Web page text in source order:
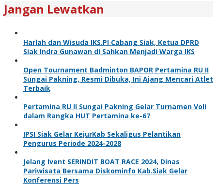
Jangan Lewatkan
Harlah dan Wisuda IKS.PI Cabang Siak, Ketua DPRD
Siak Indra Gunawan di Sahkan Menjadi Warga IKS
Open Tournament Badminton BAPOR Pertamina RU II
Sungai Pakning, Resmi Dibuka, Ini Ajang Mencari Atlet
Terbaik
Pertamina RU II Sungai Pakning Gelar Turnamen Voli
dalam Rangka HUT Pertamina ke-67
IPSI Siak Gelar KejurKab Sekaligus Pelantikan
Pengurus Periode 2024-2028
Jelang Ivent SERINDIT BOAT RACE 2024, Dinas
Pariwisata Bersama Diskominfo Kab.Siak Gelar
Konferensi Pers